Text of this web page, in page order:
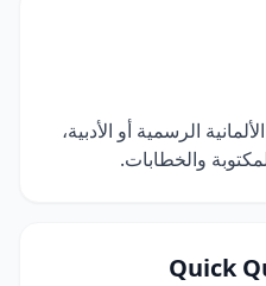
الرسمية أو الأدبية،
والخطابات.
Quick